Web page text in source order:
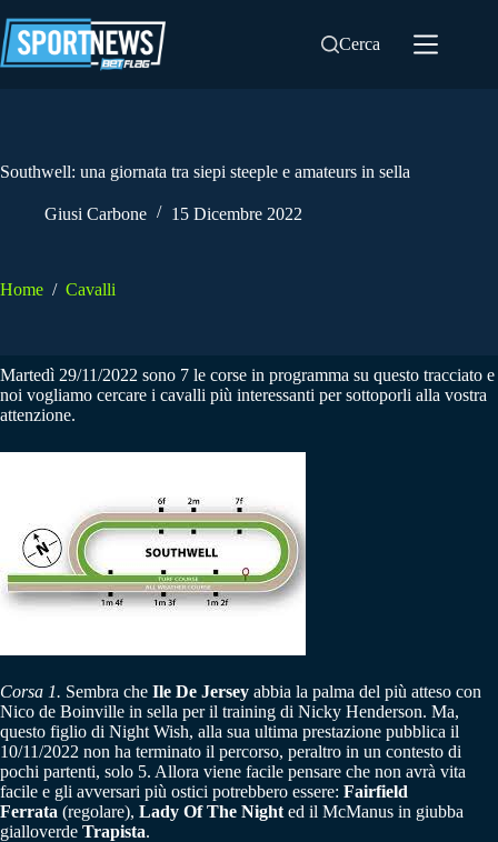
al
contenuto
Cerca
Southwell: una giornata tra siepi steeple e amateurs in sella
Giusi Carbone 15 Dicembre 2022
Home / Cavalli
Martedì 29/11/2022 sono 7 le corse in programma su questo tracciato e
noi vogliamo cercare i cavalli più interessanti per sottoporli alla vostra
attenzione.
Corsa 1. Sembra che Ile De Jersey abbia la palma del più atteso con
Nico de Boinville in sella per il training di Nicky Henderson. Ma,
questo figlio di Night Wish, alla sua ultima prestazione pubblica il
10/11/2022 non ha terminato il percorso, peraltro in un contesto di
pochi partenti, solo 5. Allora viene facile pensare che non avrà vita
facile e gli avversari più ostici potrebbero essere: Fairfield
Ferrata (regolare), Lady Of The Night ed il McManus in giubba
gialloverde Trapista.